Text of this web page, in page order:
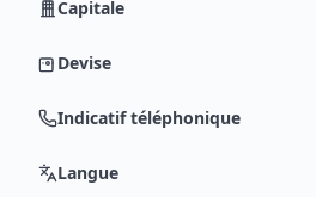
Capitale
Devise
Indicatif téléphonique
Langue